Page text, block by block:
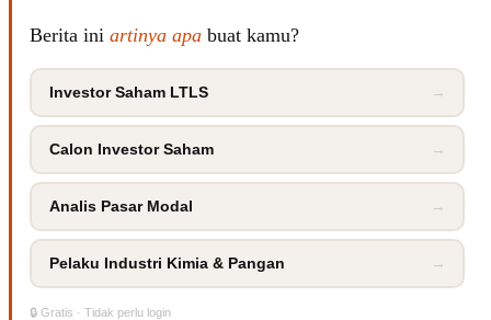
Berita ini artinya apa buat kamu?
Investor Saham LTLS →
Calon Investor Saham →
Analis Pasar Modal →
Pelaku Industri Kimia & Pangan →
🔒 Gratis · Tidak perlu login